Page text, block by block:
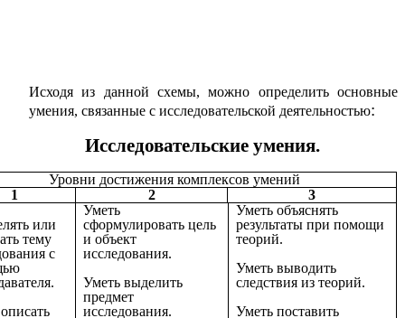
Исходя из данной схемы, можно определить основные
умения, связанные с исследовательской деятельностью:
Исследовательские умения.
Уровни достижения комплексов умений
1
2
3
или
тему
с
Уметь
сформулировать цель
и объект
исследования.
Уметь выделить
предмет
исследования.
Уметь объяснять
результаты при помощи
теорий.
Уметь выводить
следствия из теорий.
Уметь поставить